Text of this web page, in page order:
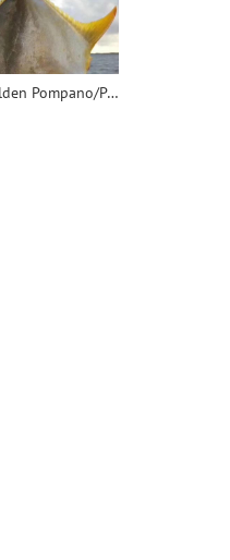
Frozen Golden Pompano/Pomfret WR - 翻译中...